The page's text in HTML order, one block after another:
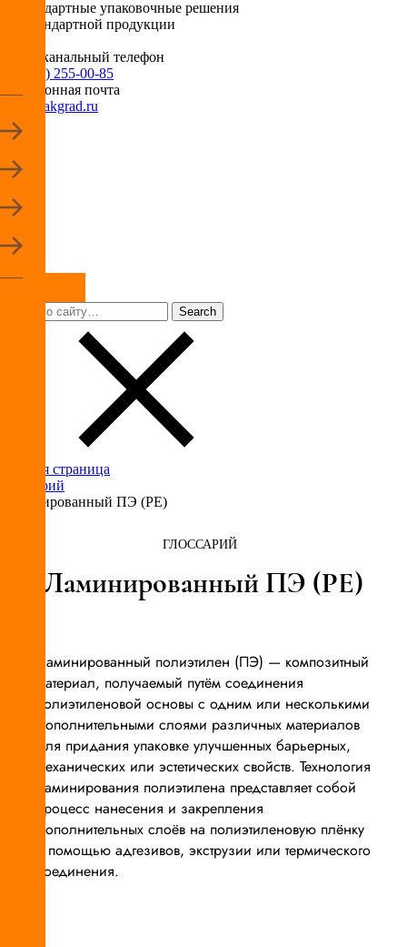
Нестандартные упаковочные решения
для стандартной продукции
Многоканальный телефон
+7 (495) 255-00-85
Электронная почта
info@pakgrad.ru
Главная страница
Глоссарий
Ламинированный ПЭ (PE)
ГЛОССАРИЙ
Ламинированный ПЭ (PE)
Ламинированный полиэтилен (ПЭ) — композитный
материал, получаемый путём соединения
полиэтиленовой основы с одним или несколькими
дополнительными слоями различных материалов
для придания упаковке улучшенных барьерных,
механических или эстетических свойств. Технология
ламинирования полиэтилена представляет собой
процесс нанесения и закрепления
дополнительных слоёв на полиэтиленовую плёнку
с помощью адгезивов, экструзии или термического
соединения.